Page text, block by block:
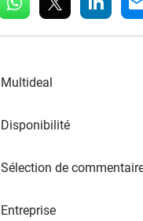
Multideal
Disponibilité
Sélection de
Entreprise